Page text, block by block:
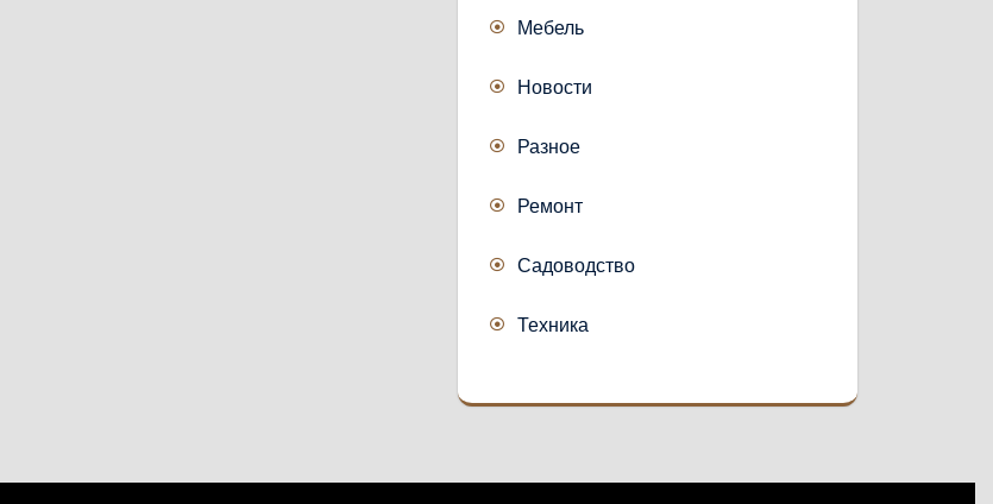
Мебель
Новости
Разное
Ремонт
Садоводство
Техника